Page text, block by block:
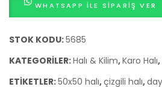
WHATSAPP ILE SIPARIŞ VER
STOK KODU:5685
KATEGORILER:Halı & Kilim,Karo Halı,
ETIKETLER:50x50 halı,çizgili halı,